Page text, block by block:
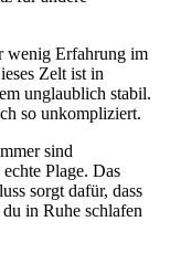
wenig Erfahrung im
Zelt ist in
unglaublich stabil.
so unkompliziert.
sind
Plage. Das
sorgt dafür, dass
in Ruhe schlafen